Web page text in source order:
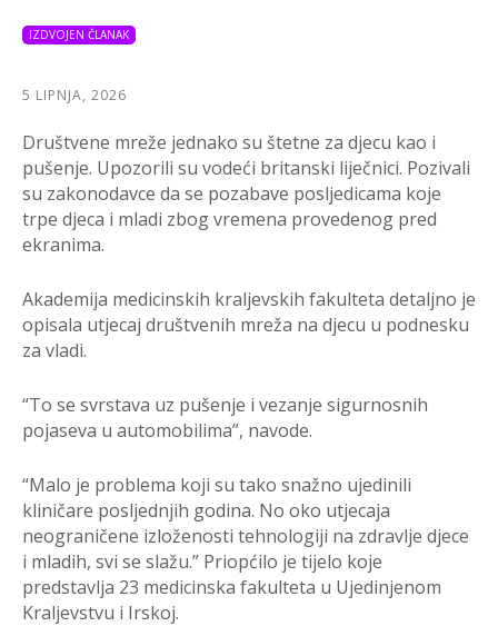
IZDVOJEN ČLANAK
5 LIPNJA, 2026
Društvene mreže jednako su štetne za djecu kao i
pušenje. Upozorili su vodeći britanski liječnici. Pozivali
su zakonodavce da se pozabave posljedicama koje
trpe djeca i mladi zbog vremena provedenog pred
ekranima.
Akademija medicinskih kraljevskih fakulteta detaljno je
opisala utjecaj društvenih mreža na djecu u podnesku
za vladi.
“To se svrstava uz pušenje i vezanje sigurnosnih
pojaseva u automobilima”, navode.
“Malo je problema koji su tako snažno ujedinili
kliničare posljednjih godina. No oko utjecaja
neograničene izloženosti tehnologiji na zdravlje djece
i mladih, svi se slažu.” Priopćilo je tijelo koje
predstavlja 23 medicinska fakulteta u Ujedinjenom
Kraljevstvu i Irskoj.